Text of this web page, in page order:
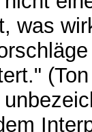
was